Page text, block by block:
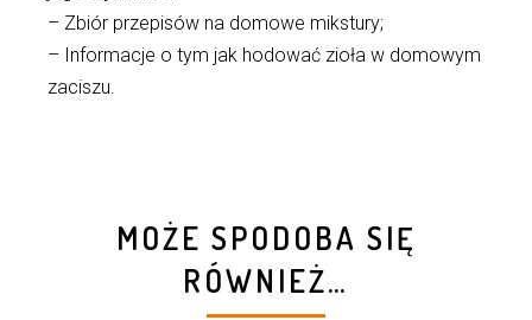
– Zbiór przepisów na domowe mikstury;
– Informacje o tym jak hodować zioła w domowym
zaciszu.
MOŻE SPODOBA SIĘ
RÓWNIEŻ…